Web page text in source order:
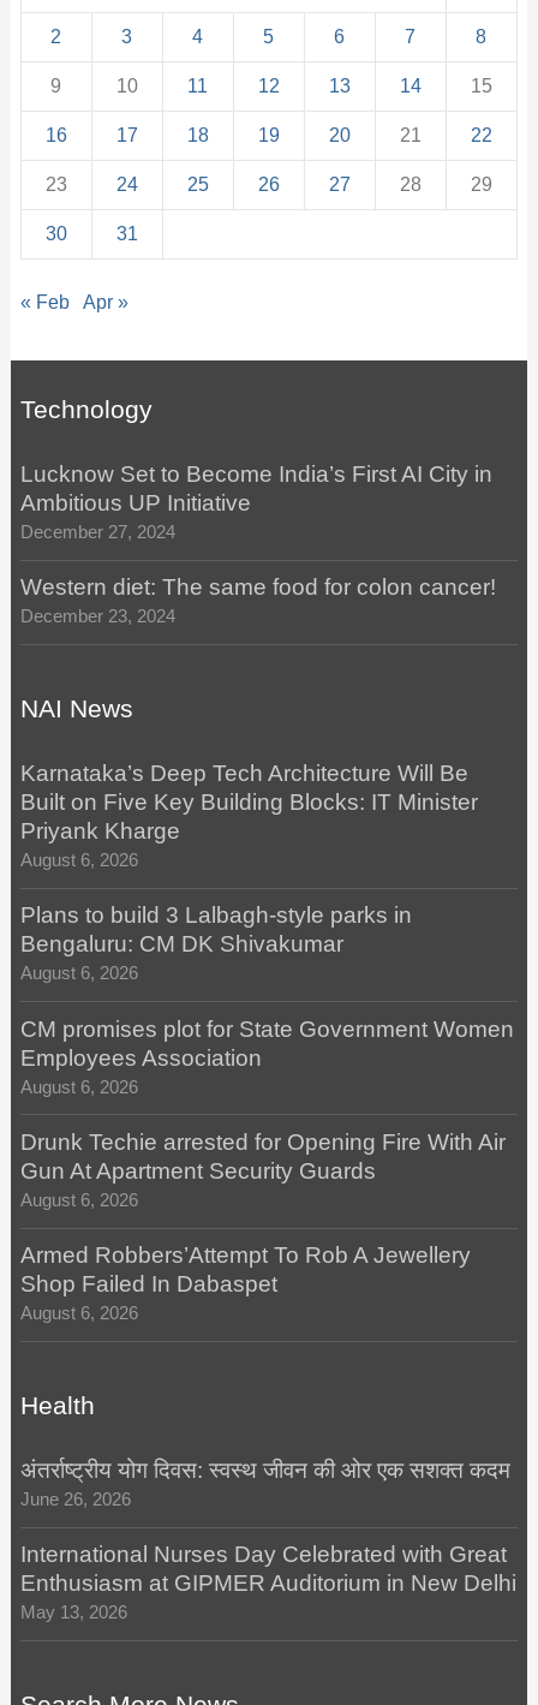
2 3 4 5 6 7 8
9 10 11 12 13 14 15
16 17 18 19 20 21 22
23 24 25 26 27 28 29
30 31
« Feb Apr »
Technology
Lucknow Set to Become India’s First AI City in
Ambitious UP Initiative
December 27, 2024
Western diet: The same food for colon cancer!
December 23, 2024
NAI News
Karnataka’s Deep Tech Architecture Will Be
Built on Five Key Building Blocks: IT Minister
Priyank Kharge
August 6, 2026
Plans to build 3 Lalbagh-style parks in
Bengaluru: CM DK Shivakumar
August 6, 2026
CM promises plot for State Government Women
Employees Association
August 6, 2026
Drunk Techie arrested for Opening Fire With Air
Gun At Apartment Security Guards
August 6, 2026
Armed Robbers’Attempt To Rob A Jewellery
Shop Failed In Dabaspet
August 6, 2026
Health
अंतर्राष्ट्रीय योग दिवस: स्वस्थ जीवन की ओर एक सशक्त कदम
June 26, 2026
International Nurses Day Celebrated with Great
Enthusiasm at GIPMER Auditorium in New Delhi
May 13, 2026